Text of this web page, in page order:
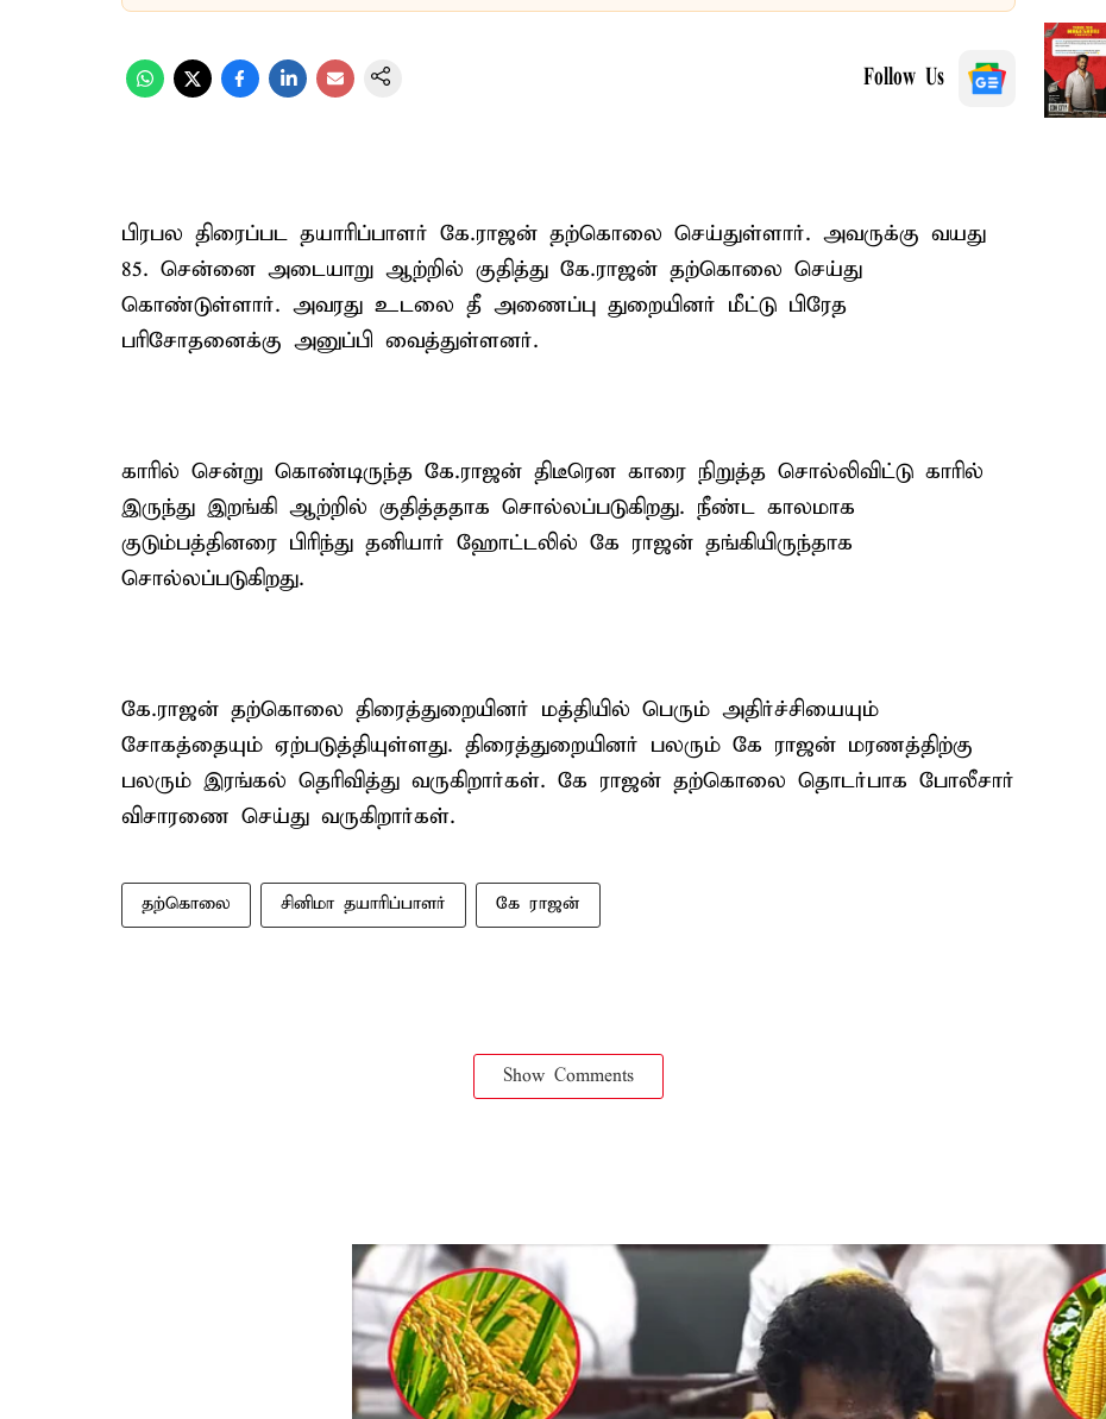
Follow Us
பிரபல திரைப்பட தயாரிப்பாளர் கே.ராஜன் தற்கொலை செய்துள்ளார். அவருக்கு வயது
85. சென்னை அடையாறு ஆற்றில் குதித்து கே.ராஜன் தற்கொலை செய்து
கொண்டுள்ளார். அவரது உடலை தீ அணைப்பு துறையினர் மீட்டு பிரேத
பரிசோதனைக்கு அனுப்பி வைத்துள்ளனர்.
காரில் சென்று கொண்டிருந்த கே.ராஜன் திடீரென காரை நிறுத்த சொல்லிவிட்டு காரில்
இருந்து இறங்கி ஆற்றில் குதித்ததாக சொல்லப்படுகிறது. நீண்ட காலமாக
குடும்பத்தினரை பிரிந்து தனியார் ஹோட்டலில் கே ராஜன் தங்கியிருந்தாக
சொல்லப்படுகிறது.
கே.ராஜன் தற்கொலை திரைத்துறையினர் மத்தியில் பெரும் அதிர்ச்சியையும்
சோகத்தையும் ஏற்படுத்தியுள்ளது. திரைத்துறையினர் பலரும் கே ராஜன் மரணத்திற்கு
பலரும் இரங்கல் தெரிவித்து வருகிறார்கள். கே ராஜன் தற்கொலை தொடர்பாக போலீசார்
விசாரணை செய்து வருகிறார்கள்.
தற்கொலை சினிமா தயாரிப்பாளர் கே ராஜன்
Show Comments